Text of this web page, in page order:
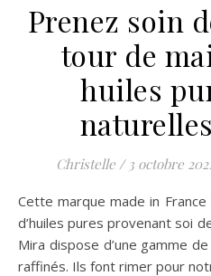
Prenez soin
tour de
huiles
Christelle / 3 octobre
Cette marque made in France vous propose une sélection
d’huiles pures provenant soi
Mira dispose d’une gamme
raffinés. Ils font rimer pour